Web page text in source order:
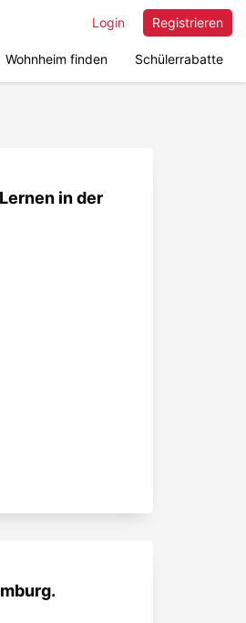
Registrieren
Login
Wohnheim finden Schülerrabatte
in der